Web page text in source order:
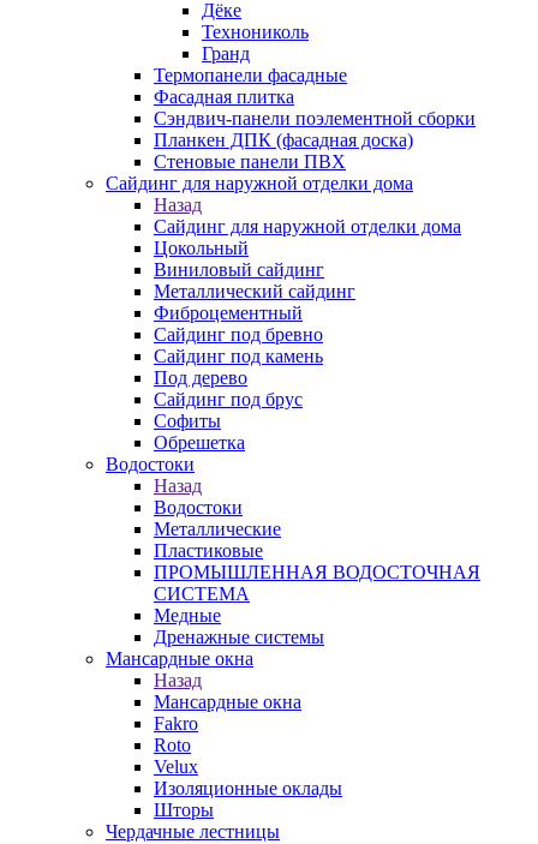
Дёке
Технониколь
Гранд
Термопанели фасадные
Фасадная плитка
Сэндвич-панели поэлементной сборки
Планкен ДПК (фасадная доска)
Стеновые панели ПВХ
Сайдинг для наружной отделки дома
Назад
Сайдинг для наружной отделки дома
Цокольный
Виниловый сайдинг
Металлический сайдинг
Фиброцементный
Сайдинг под бревно
Сайдинг под камень
Под дерево
Сайдинг под брус
Софиты
Обрешетка
Водостоки
Назад
Водостоки
Металлические
Пластиковые
ПРОМЫШЛЕННАЯ ВОДОСТОЧНАЯ
СИСТЕМА
Медные
Дренажные системы
Мансардные окна
Назад
Мансардные окна
Fakro
Roto
Velux
Изоляционные оклады
Шторы
Чердачные лестницы